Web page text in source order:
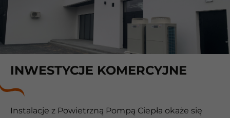
INWESTYCJE KOMERCYJNE
Instalacje z Powietrzną Pompą Ciepła okaże się